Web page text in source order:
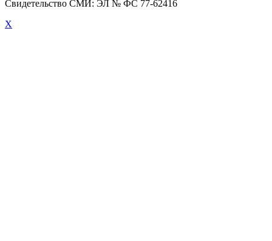
Свидетельство СМИ: ЭЛ № ФС 77-62416
X